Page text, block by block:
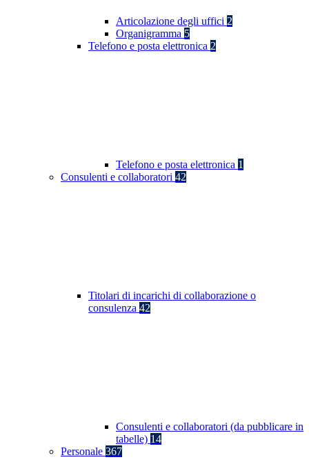
Articolazione degli uffici 2
Organigramma 5
Telefono e posta elettronica 2
Telefono e posta elettronica 1
Consulenti e collaboratori 42
Titolari di incarichi di collaborazione o
consulenza 42
Consulenti e collaboratori (da pubblicare in
tabelle) 14
Personale 367